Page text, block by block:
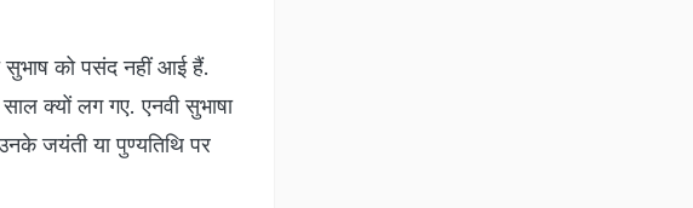
सुभाष को पसंद नहीं आई हैं.
क्यों लग गए. एनवी सुभाषा
जयंती या पुण्यतिथि पर